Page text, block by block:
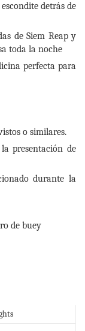
detrás de
de Siem Reap y
toda la noche
perfecta para
o similares.
presentación de
durante la
de buey